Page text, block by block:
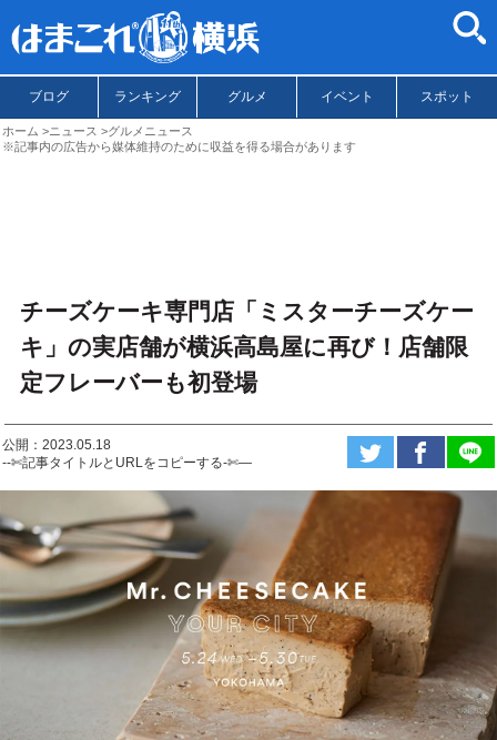
ブログ ランキング グルメ イベント スポット
ホーム ニュース
グルメニュース
※記事内の広告から媒体維持のために収益を得る場合があります
チーズケーキ専門店「ミスターチーズケー
キ」の実店舗が横浜高島屋に再び！店舗限
定フレーバーも初登場
公開：2023.05.18
--✄記事タイトルとURLをコピーする-✄—